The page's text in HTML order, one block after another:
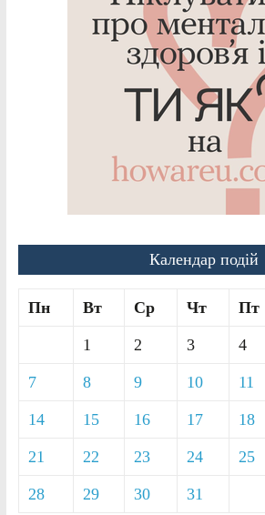
Календар подій
Пн Вт Ср Чт Пт
1 2 3 4
7 8 9 10 11
14 15 16 17 18
21 22 23 24 25
28 29 30 31